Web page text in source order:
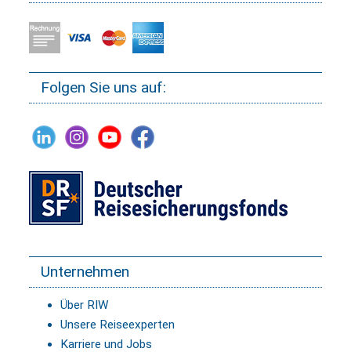
Folgen Sie uns auf:
Unternehmen
Über RIW
Unsere Reiseexperten
Karriere und Jobs